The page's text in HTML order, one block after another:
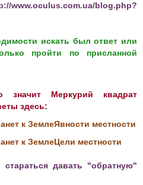
blog.php?
искать был ответ или
пройти по присланной
Меркурий квадрат
здесь:
к ЗемлеЯвности местности
к ЗемлеЦели местности
давать "обратную"